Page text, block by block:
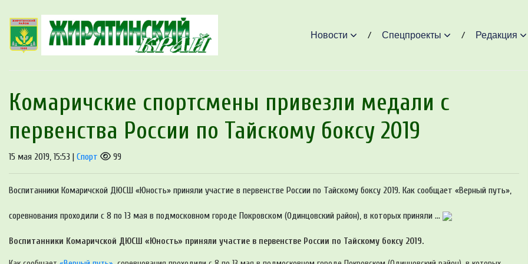
Новости Спецпроекты Редакция
Комаричские спортсмены привезли медали с
первенства России по Тайскому боксу 2019
15 мая 2019, 15:53 | Спорт 99
Воспитанники Комаричской ДЮСШ «Юность» приняли участие в первенстве России по Тайскому боксу 2019. Как сообщает «Верный путь»,
соревнования проходили с 8 по 13 мая в подмосковном городе Покровском (Одинцовский район), в которых приняли ...
Воспитанники Комаричской ДЮСШ «Юность» приняли участие в первенстве России по Тайскому боксу 2019.